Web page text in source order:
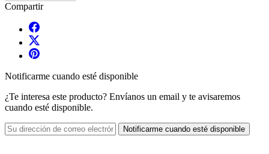
Compartir
Notificarme cuando esté disponible
¿Te interesa este producto? Envíanos un email y te avisaremos
cuando esté disponible.
Notificarme cuando esté disponible